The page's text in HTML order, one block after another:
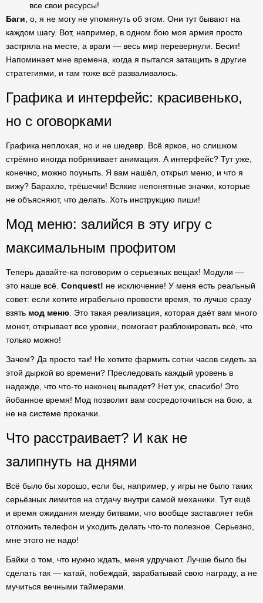
все свои ресурсы!
Баги , о, я не могу не упомянуть об этом. Они тут бывают на
каждом шагу. Вот, например, в одном бою моя армия просто
застряла на месте, а враги — весь мир перевернули. Бесит!
Напоминает мне времена, когда я пытался затащить в другие
стратегиями, и там тоже всё разваливалось.
Графика и интерфейс: красивенько,
но с оговорками
Графика неплохая, но и не шедевр. Всё яркое, но слишком
стрёмно иногда побрякивает анимация. А интерфейс? Тут уже,
конечно, можно поуныть. Я вам нашёл, открыл меню, и что я
вижу? Барахло, трёшечки! Всякие непонятные значки, которые
не объясняют, что делать. Хоть инструкцию пиши!
Мод меню: залийся в эту игру с
максимальным профитом
Теперь давайте-ка поговорим о серьезных вещах! Модули —
это наше всё. Conquest! не исключение! У меня есть реальный
совет: если хотите играбельно провести время, то лучше сразу
взять мод меню . Это такая реализация, которая даёт вам много
монет, открывает все уровни, помогает разблокировать всё, что
только можно!
Зачем? Да просто так! Не хотите фармить сотни часов сидеть за
этой дыркой во времени? Преследовать каждый уровень в
надежде, что что-то наконец выпадет? Нет уж, спасибо! Это
йобанное время! Мод позволит вам сосредоточиться на бою, а
не на системе прокачки.
Что расстраивает? И как не
залипнуть на днями
Всё было бы хорошо, если бы, например, у игры не было таких
серьёзных лимитов на отдачу внутри самой механики. Тут ещё
и время ожидания между битвами, что вообще заставляет тебя
отложить телефон и уходить делать что-то полезное. Серьезно,
мне этого не надо!
Байки о том, что нужно ждать, меня удручают. Лучше было бы
сделать так — катай, побеждай, зарабатывай свою награду, а не
мучиться вечными таймерами.